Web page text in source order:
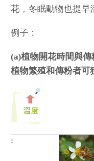
花，冬眠動物也提早
例子：
(a)植物開花時間與
植物繁殖和傳粉者可